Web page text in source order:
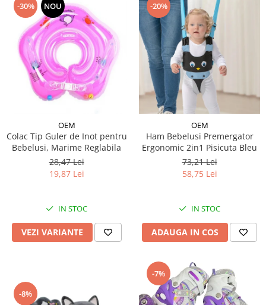
-30% NOU
OEM
Colac Tip Guler de Inot pentru
Bebelusi, Marime Reglabila
28,47 Lei
19,87 Lei
IN STOC
VEZI VARIANTE
-20%
OEM
Ham Bebelusi Premergator
Ergonomic 2in1 Pisicuta Bleu
73,21 Lei
58,75 Lei
IN STOC
ADAUGA IN COS
-8%
-7%